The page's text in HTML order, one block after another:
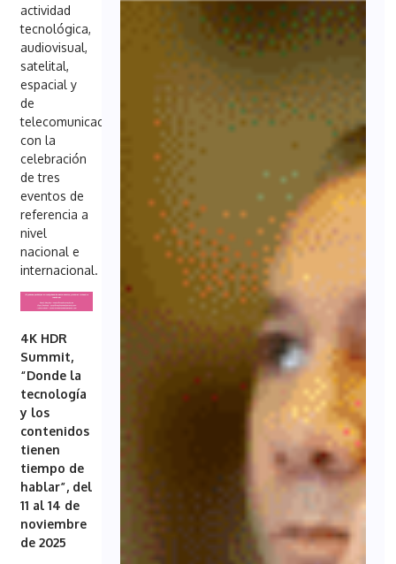
actividad
tecnológica,
audiovisual,
satelital,
espacial y
de
telecomunicaciones
con la
celebración
de tres
eventos de
referencia a
nivel
nacional e
internacional.
4K HDR
Summit,
“Donde la
tecnología
y los
contenidos
tienen
tiempo de
hablar”, del
11 al 14 de
noviembre
de 2025